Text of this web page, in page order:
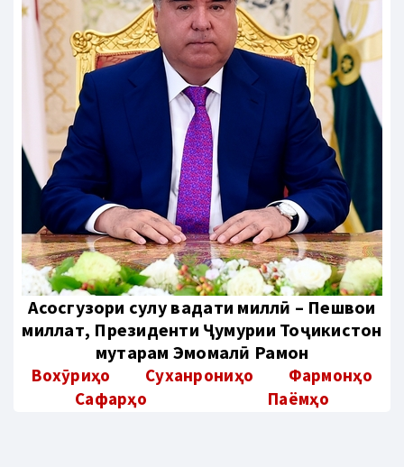
Aсосгузори сулҳу ваҳдати миллӣ – Пешвои
миллат, Президенти Ҷумҳурии Тоҷикистон
муҳтарам Эмомалӣ Раҳмон
Вохӯриҳо Суханрониҳо
Фармонҳо
Сафарҳо
Паёмҳо